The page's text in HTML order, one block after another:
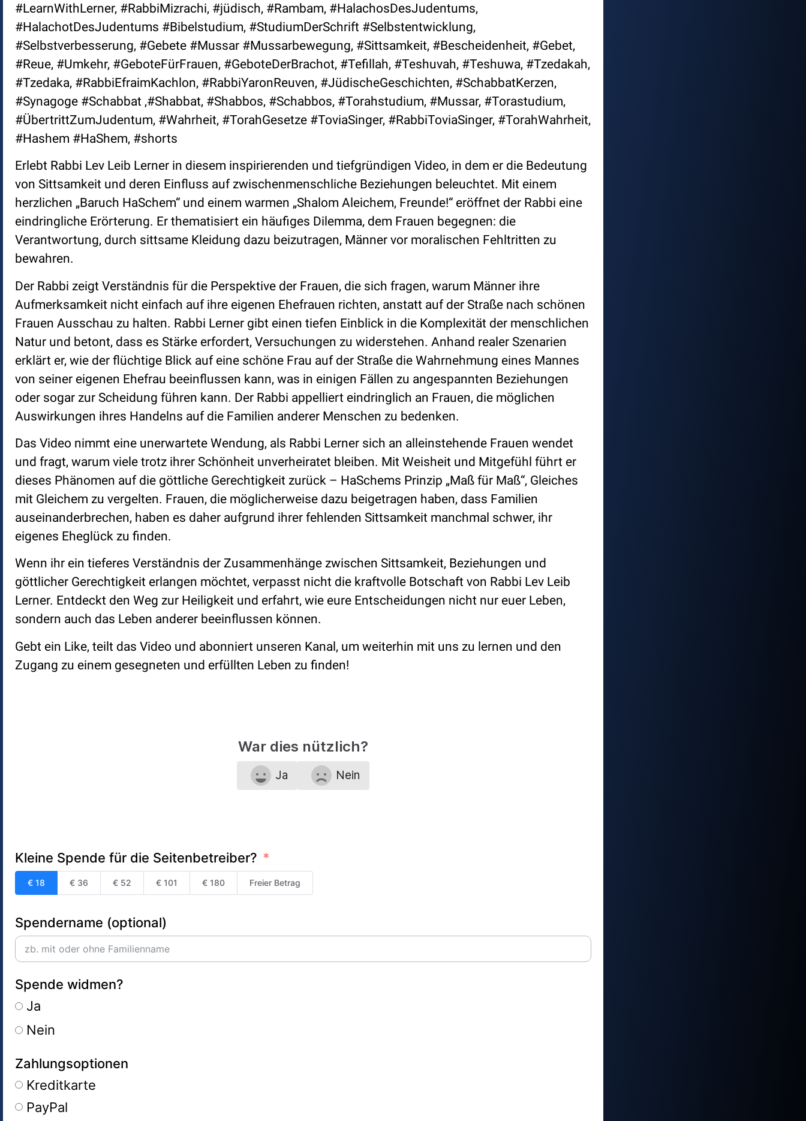
#LearnWithLerner, #RabbiMizrachi, #jüdisch, #Rambam, #HalachosDesJudentums,
#HalachotDesJudentums #Bibelstudium, #StudiumDerSchrift #Selbstentwicklung,
#Selbstverbesserung, #Gebete #Mussar #Mussarbewegung, #Sittsamkeit, #Bescheidenheit, #Gebet,
#Reue, #Umkehr, #GeboteFürFrauen, #GeboteDerBrachot, #Tefillah, #Teshuvah, #Teshuwa, #Tzedakah,
#Tzedaka, #RabbiEfraimKachlon, #RabbiYaronReuven, #JüdischeGeschichten, #SchabbatKerzen,
#Synagoge #Schabbat ,#Shabbat, #Shabbos, #Schabbos, #Torahstudium, #Mussar, #Torastudium,
#ÜbertrittZumJudentum, #Wahrheit, #TorahGesetze #ToviaSinger, #RabbiToviaSinger, #TorahWahrheit,
#Hashem #HaShem, #shorts
Erlebt Rabbi Lev Leib Lerner in diesem inspirierenden und tiefgründigen Video, in dem er die Bedeutung
von Sittsamkeit und deren Einfluss auf zwischenmenschliche Beziehungen beleuchtet. Mit einem
herzlichen „Baruch HaSchem“ und einem warmen „Shalom Aleichem, Freunde!“ eröffnet der Rabbi eine
eindringliche Erörterung. Er thematisiert ein häufiges Dilemma, dem Frauen begegnen: die
Verantwortung, durch sittsame Kleidung dazu beizutragen, Männer vor moralischen Fehltritten zu
bewahren.
Der Rabbi zeigt Verständnis für die Perspektive der Frauen, die sich fragen, warum Männer ihre
Aufmerksamkeit nicht einfach auf ihre eigenen Ehefrauen richten, anstatt auf der Straße nach schönen
Frauen Ausschau zu halten. Rabbi Lerner gibt einen tiefen Einblick in die Komplexität der menschlichen
Natur und betont, dass es Stärke erfordert, Versuchungen zu widerstehen. Anhand realer Szenarien
erklärt er, wie der flüchtige Blick auf eine schöne Frau auf der Straße die Wahrnehmung eines Mannes
von seiner eigenen Ehefrau beeinflussen kann, was in einigen Fällen zu angespannten Beziehungen
oder sogar zur Scheidung führen kann. Der Rabbi appelliert eindringlich an Frauen, die möglichen
Auswirkungen ihres Handelns auf die Familien anderer Menschen zu bedenken.
Das Video nimmt eine unerwartete Wendung, als Rabbi Lerner sich an alleinstehende Frauen wendet
und fragt, warum viele trotz ihrer Schönheit unverheiratet bleiben. Mit Weisheit und Mitgefühl führt er
dieses Phänomen auf die göttliche Gerechtigkeit zurück – HaSchems Prinzip „Maß für Maß“, Gleiches
mit Gleichem zu vergelten. Frauen, die möglicherweise dazu beigetragen haben, dass Familien
auseinanderbrechen, haben es daher aufgrund ihrer fehlenden Sittsamkeit manchmal schwer, ihr
eigenes Eheglück zu finden.
Wenn ihr ein tieferes Verständnis der Zusammenhänge zwischen Sittsamkeit, Beziehungen und
göttlicher Gerechtigkeit erlangen möchtet, verpasst nicht die kraftvolle Botschaft von Rabbi Lev Leib
Lerner. Entdeckt den Weg zur Heiligkeit und erfahrt, wie eure Entscheidungen nicht nur euer Leben,
sondern auch das Leben anderer beeinflussen können.
Gebt ein Like, teilt das Video und abonniert unseren Kanal, um weiterhin mit uns zu lernen und den
Zugang zu einem gesegneten und erfüllten Leben zu finden!
War dies nützlich?
Ja Nein
Kleine Spende für die Seitenbetreiber?
€ 18 € 36 € 52 € 101 € 180 Freier Betrag
Spendername (optional)
Spende widmen?
Ja
Nein
Zahlungsoptionen
Kreditkarte
PayPal